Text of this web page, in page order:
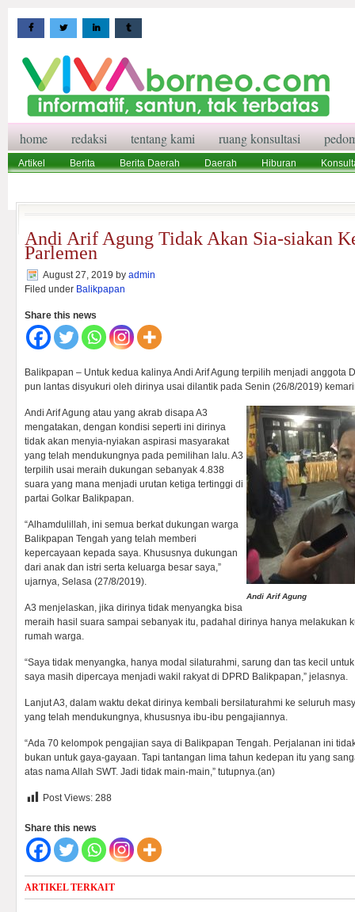
home redaksi tentang kami ruang konsultasi
Artikel Berita Berita Daerah Daerah Hiburan
Andi Arif Agung Tidak Akan Sia-siakan
Parlemen
August 27, 2019 by admin
Filed under Balikpapan
Share this news
Balikpapan – Untuk kedua kalinya Andi Arif Agung terpilih menjadi anggota
pun lantas disyukuri oleh dirinya usai dilantik pada Senin (26/8/2019)
Andi Arif Agung
Andi Arif Agung atau yang akrab disapa A3
mengatakan, dengan kondisi seperti ini dirinya
tidak akan menyia-nyiakan aspirasi masyarakat
yang telah mendukungnya pada pemilihan lalu. A3
terpilih usai meraih dukungan sebanyak 4.838
suara yang mana menjadi urutan ketiga tertinggi di
partai Golkar Balikpapan.
“Alhamdulillah, ini semua berkat dukungan warga
Balikpapan Tengah yang telah memberi
kepercayaan kepada saya. Khususnya dukungan
dari anak dan istri serta keluarga besar saya,”
ujarnya, Selasa (27/8/2019).
A3 menjelaskan, jika dirinya tidak menyangka bisa
meraih hasil suara sampai sebanyak itu, padahal dirinya hanya melakukan
rumah warga.
“Saya tidak menyangka, hanya modal silaturahmi, sarung dan tas kecil
saya masih dipercaya menjadi wakil rakyat di DPRD Balikpapan,” jelasnya.
Lanjut A3, dalam waktu dekat dirinya kembali bersilaturahmi ke seluruh
yang telah mendukungnya, khususnya ibu-ibu pengajiannya.
“Ada 70 kelompok pengajian saya di Balikpapan Tengah. Perjalanan ini
bukan untuk gaya-gayaan. Tapi tantangan lima tahun kedepan itu yang
atas nama Allah SWT. Jadi tidak main-main,” tutupnya.(an)
Post Views: 288
Share this news
ARTIKEL TERKAIT